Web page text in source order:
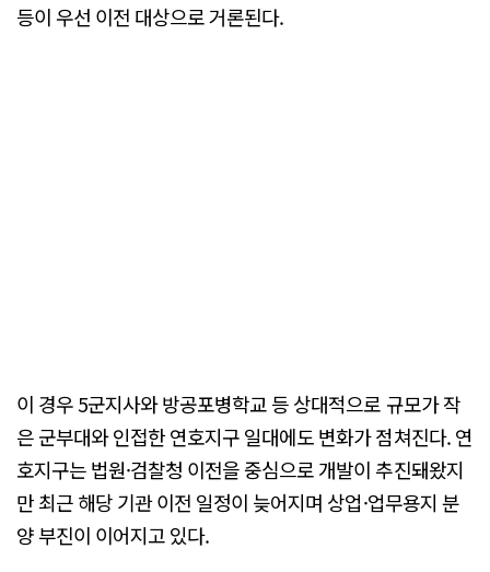
등이 우선 이전 대상으로 거론된다.
이 경우 5군지사와 방공포병학교 등 상대적으로 규모가 작
은 군부대와 인접한 연호지구 일대에도 변화가 점쳐진다. 연
호지구는 법원·검찰청 이전을 중심으로 개발이 추진돼왔지
만 최근 해당 기관 이전 일정이 늦어지며 상업·업무용지 분
양 부진이 이어지고 있다.